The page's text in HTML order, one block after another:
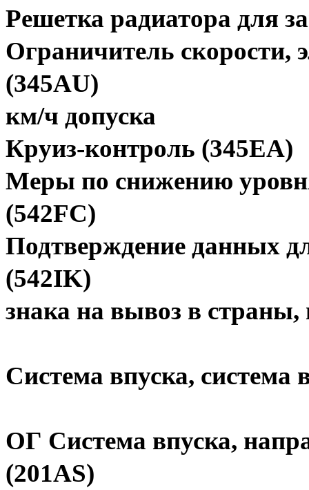
Решетка радиатора для
Ограничитель скорости,
(345AU)
км/ч допуска
Круиз-контроль (345EA)
Меры по снижению
(542FC)
Подтверждение данных
(542IK)
знака на вывоз в
Система впуска, система
ОГ Система впуска,
(201AS)